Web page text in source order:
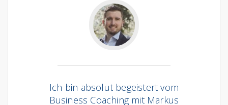
Ich bin absolut begeistert vom
Business Coaching mit Markus